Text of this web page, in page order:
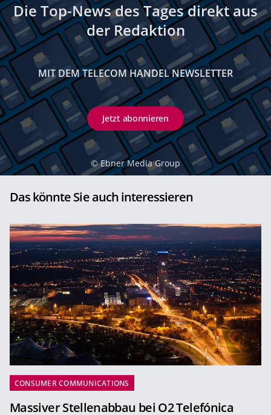
Die Top-News des Tages direkt aus
der Redaktion
MIT DEM TELECOM HANDEL NEWSLETTER
Jetzt abonnieren
© Ebner Media Group
Das könnte Sie auch interessieren
CONSUMER COMMUNICATIONS
Massiver Stellenabbau bei O2 Telefónica